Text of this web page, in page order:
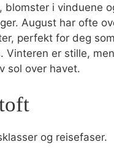
blomster i vinduene
August har ofte
perfekt for deg
Vinteren er stille,
sol over havet.
og reisefaser.